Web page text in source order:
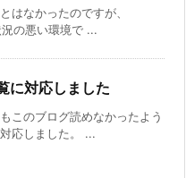
はなかったのですが、
の悪い環境で ...
に対応しました
このブログ読めなかったよう
応しました。 ...